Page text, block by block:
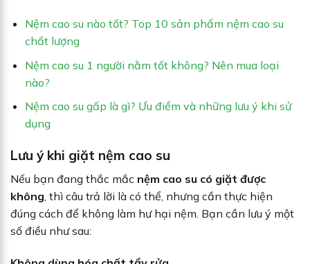
Nệm cao su nào tốt? Top 10 sản phẩm nệm cao su
chất lượng
Nệm cao su 1 người nằm tốt không? Nên mua loại
nào?
Nệm cao su gấp là gì? Ưu điểm và những lưu ý khi sử
dụng
Lưu ý khi giặt nệm cao su
Nếu bạn đang thắc mắc nệm cao su có giặt được
không , thì câu trả lời là có thể, nhưng cần thực hiện
đúng cách để không làm hư hại nệm. Bạn cần lưu ý một
số điều như sau: